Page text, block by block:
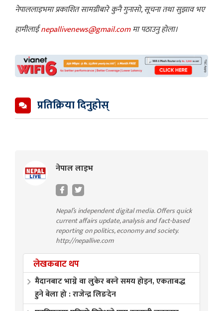
नेपाललाइभमा प्रकाशित सामग्रीबारे कुनै गुनासो, सूचना तथा सुझाव भए
हामीलाईnepallivenews@gmail.comमा पठाउनु होला।
प्रतिक्रिया दिनुहोस्
नेपाल लाइभ
Nepal’s independent digital media. Offers quick
current affairs update, analysis and fact-based
reporting on politics, economy and society.
http://nepallive.com
लेखकबाट थप
मैदानबाट भाग्ने वा लुकेर बस्ने समय होइन, एकताबद्ध
हुने बेला हो : राजेन्द्र लिङदेन